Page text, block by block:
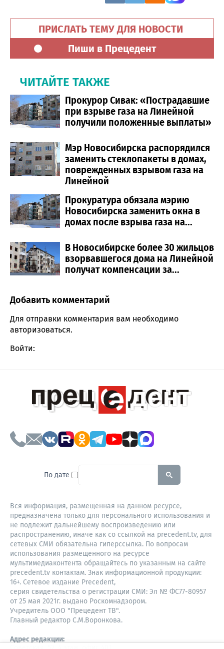
ПРИСЛАТЬ ТЕМУ ДЛЯ НОВОСТИ
Пиши в Прецедент
ЧИТАЙТЕ ТАКЖЕ
Прокурор Сивак: «Пострадавшие
при взрыве газа на Линейной
получили положенные выплаты»
Мэр Новосибирска распорядился
заменить стеклопакеты в домах,
поврежденных взрывом газа на
Линейной
Прокуратура обязала мэрию
Новосибирска заменить окна в
домах после взрыва газа на...
В Новосибирске более 30 жильцов
взорвавшегося дома на Линейной
получат компенсации за...
Comment section
Добавить комментарий
Для отправки комментария вам необходимо
авторизоваться.
Войти:
По дате To search this site, enter a
Вся информация, размещенная на данном ресурсе,
предназначена только для персонального использования и
не подлежит дальнейшему воспроизведению или
распространению, иначе как со ссылкой на precedent.tv, для
сетевых СМИ обязательна гиперссылка. По вопросам
использования размещенного на ресурсе
мультимедиаконтента обращайтесь по указанным на сайте
precedent.tv контактам. Знак информационной продукции:
16+. Сетевое издание Precedent,
серия свидетельства о регистрации СМИ: Эл № ФС77-80957
от 25 мая 2021г. выдано Роскомнадзором.
Учредитель ООО "Прецедент ТВ".
Главный редактор С.М.Воронкова.
Адрес редакции: